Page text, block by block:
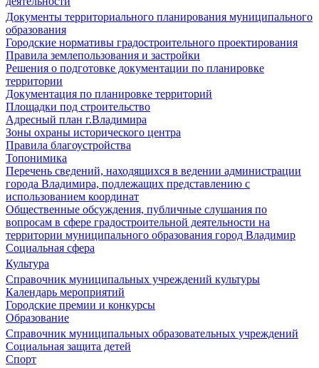
Документы территориального планирования муниципального
образования
Городские нормативы градостроительного проектирования
Правила землепользования и застройки
Решения о подготовке документации по планировке
территории
Документация по планировке территорий
Площадки под строительство
Адресный план г.Владимира
Зоны охраны исторического центра
Правила благоустройства
Топонимика
Перечень сведений, находящихся в ведении администрации
города Владимира, подлежащих представлению с
использованием координат
Общественные обсуждения, публичные слушания по
вопросам в сфере градостроительной деятельности на
территории муниципального образования город Владимир
Социальная сфера
Культура
Справочник муниципальных учреждений культуры
Календарь мероприятий
Городские премии и конкурсы
Образование
Справочник муниципальных образовательных учреждений
Социальная защита детей
Спорт